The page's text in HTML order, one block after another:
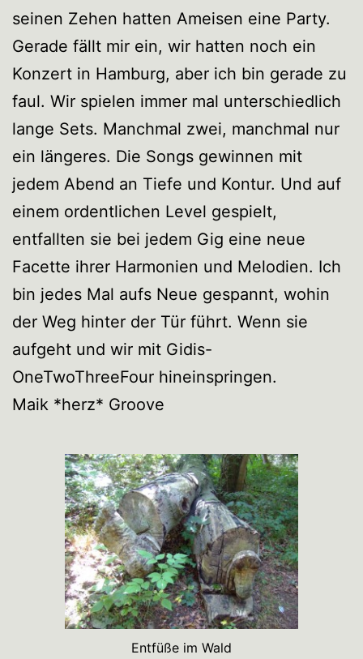
seinen Zehen hatten Ameisen eine Party.
Gerade fällt mir ein, wir hatten noch ein
Konzert in Hamburg, aber ich bin gerade zu
faul. Wir spielen immer mal unterschiedlich
lange Sets. Manchmal zwei, manchmal nur
ein längeres. Die Songs gewinnen mit
jedem Abend an Tiefe und Kontur. Und auf
einem ordentlichen Level gespielt,
entfallten sie bei jedem Gig eine neue
Facette ihrer Harmonien und Melodien. Ich
bin jedes Mal aufs Neue gespannt, wohin
der Weg hinter der Tür führt. Wenn sie
aufgeht und wir mit Gidis-
OneTwoThreeFour hineinspringen.
Maik *herz* Groove
Entfüße im Wald